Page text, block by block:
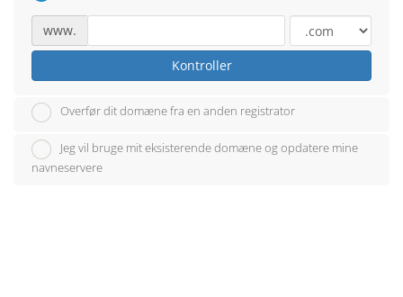
www.
Kontroller
Overfør dit domæne fra en anden registrator
Jeg vil bruge mit eksisterende domæne og opdatere mine
navneservere